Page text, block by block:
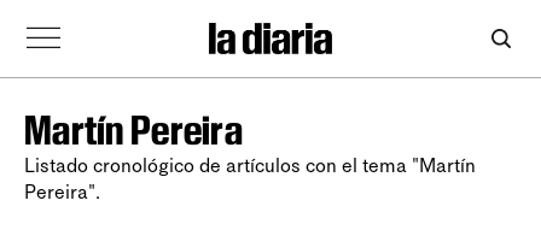
Martín Pereira
Listado cronológico de artículos con el tema "Martín
Pereira".